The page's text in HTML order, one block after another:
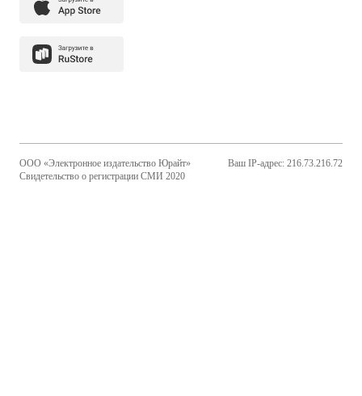
ООО «Электронное издательство Юрайт»
Свидетельство о регистрации СМИ 2020
Ваш IP-адрес: 216.73.216.72